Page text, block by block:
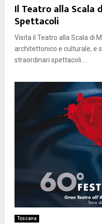
Il Teatro alla Scala
Spettacoli
Visita il Teatro alla Scala di
architettonico e culturale, e
straordinari spettacoli....
Toscana